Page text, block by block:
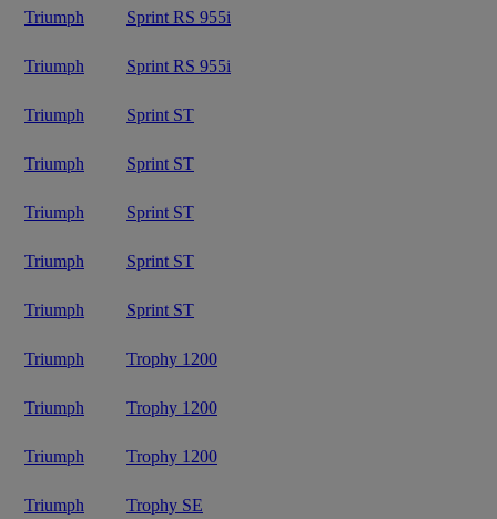
Triumph Sprint RS 955i
Triumph Sprint RS 955i
Triumph Sprint ST
Triumph Sprint ST
Triumph Sprint ST
Triumph Sprint ST
Triumph Sprint ST
Triumph Trophy 1200
Triumph Trophy 1200
Triumph Trophy 1200
Triumph Trophy SE